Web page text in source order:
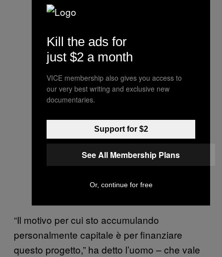
“Il motivo per cui sto accumulando
personalmente capitale è per finanziare
questo progetto,” ha detto l’uomo – che vale
Kill the ads for
just $2 a month
VICE membership also gives you access to
our very best writing and exclusive new
documentaries.
Support for $2
See All Membership Plans
Or, continue for free